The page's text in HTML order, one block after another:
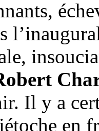
Il y a
en